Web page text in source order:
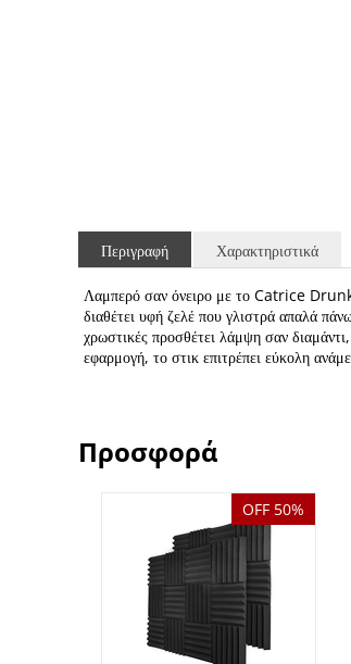
Περιγραφή Χαρακτηριστικά
Λαμπερό σαν όνειρο με το Catrice
διαθέτει υφή ζελέ που γλιστρά απαλά
χρωστικές προσθέτει λάμψη σαν
εφαρμογή, το στικ επιτρέπει εύκολη
Προσφορά
OFF 50%